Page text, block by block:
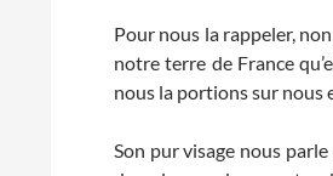
Pour nous la rappeler,
notre terre de France
nous la portions sur nous
Son pur visage nous